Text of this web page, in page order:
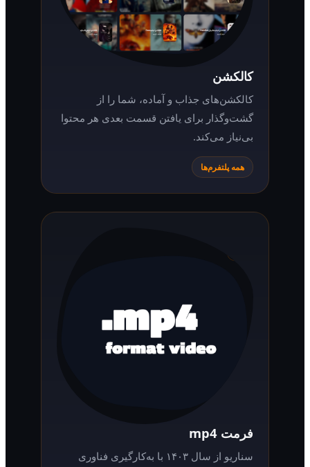
کالکشن‌های جذاب و آماده، شما را از
گشت‌وگذار برای یافتن قسمت بعدی هر محتوا
بی‌نیاز می‌کند.
همه پلتفرم‌ها
سناریو از سال ۱۴۰۳ با به‌کارگیری فناوری